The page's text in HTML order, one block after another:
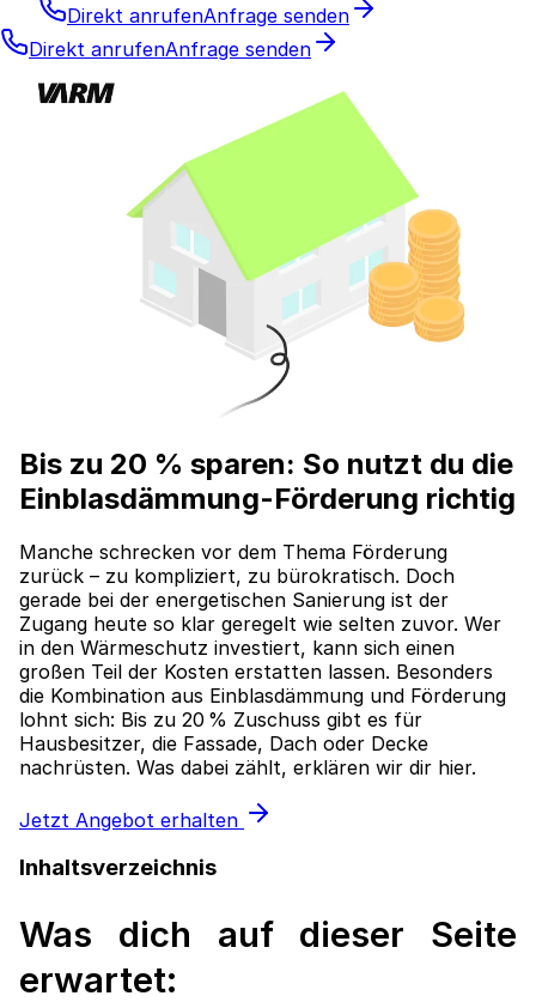
Direkt anrufenAnfrage senden
Direkt anrufenAnfrage senden
Bis zu 20 % sparen: So nutzt du die
Einblasdämmung-Förderung richtig
Manche schrecken vor dem Thema Förderung
zurück – zu kompliziert, zu bürokratisch. Doch
gerade bei der energetischen Sanierung ist der
Zugang heute so klar geregelt wie selten zuvor. Wer
in den Wärmeschutz investiert, kann sich einen
großen Teil der Kosten erstatten lassen. Besonders
die Kombination aus Einblasdämmung und Förderung
lohnt sich: Bis zu 20 % Zuschuss gibt es für
Hausbesitzer, die Fassade, Dach oder Decke
nachrüsten. Was dabei zählt, erklären wir dir hier.
Jetzt Angebot erhalten
Inhaltsverzeichnis
Was dich auf dieser Seite
erwartet: